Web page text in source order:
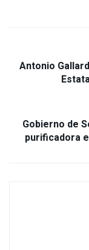
Antonio
Gobierno de
purificadora